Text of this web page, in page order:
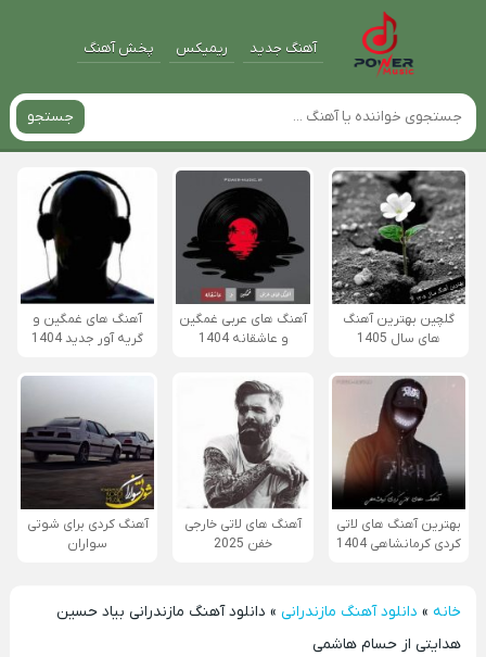
آهنگ جدید ریمیکس پخش آهنگ
جستجو
گلچین بهترین آهنگ
های سال 1405
آهنگ های عربی غمگین
و عاشقانه 1404
آهنگ های غمگین و
گریه آور جدید 1404
بهترین آهنگ های لاتی
کردی کرمانشاهی 1404
آهنگ های لاتی خارجی
خفن 2025
آهنگ کردی برای شوتی
سواران
خانه» دانلود آهنگ مازندرانی» دانلود آهنگ مازندرانی بیاد حسین
هدایتی از حسام هاشمی